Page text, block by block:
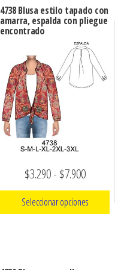
4738 Blusa estilo tapado con
amarra, espalda con pliegue
encontrado
$3.290- $7.900Rango
de
precios:
Seleccionar opciones